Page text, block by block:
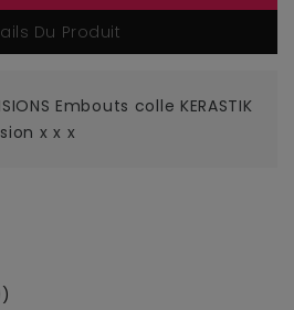
Du Produit
Embouts colle KERASTIK
x x x